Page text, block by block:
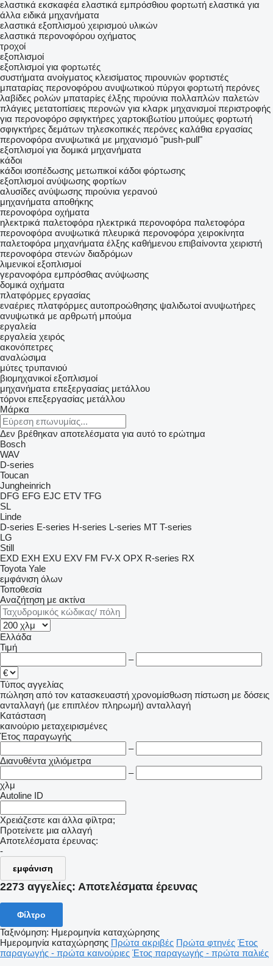
ελαστικά εκσκαφέα ελαστικά εμπρόσθιου φορτωτή ελαστικά για
άλλα ειδικά μηχανήματα
ελαστικά εξοπλισμού χειρισμού υλικών
ελαστικά περονοφόρου οχήματος
τροχοί
εξοπλισμοί
εξοπλισμοί για φορτωτές
συστήματα ανοίγματος κλεισίματος πιρουνιών φορτιστές
μπαταρίας περονοφόρου ανυψωτικού πύργοι φορτωτή περόνες
λαβίδες ρολών μπαταρίες έλξης πιρούνια πολλαπλών παλετών
πλάγιες μετατοπίσεις περονών για κλαρκ μηχανισμοί περιστροφής
για περονοφόρο σφιγκτήρες χαρτοκιβωτίου μπούμες φορτωτή
σφιγκτήρες δεμάτων τηλεσκοπικές περόνες καλάθια εργασίας
περονοφόρα ανυψωτικά με μηχανισμό "push-pull"
εξοπλισμοί για δομικά μηχανήματα
κάδοι
κάδοι ισοπέδωσης μετωπικοί κάδοι φόρτωσης
εξοπλισμοί ανύψωσης φορτίων
αλυσίδες ανύψωσης πιρούνια γερανού
μηχανήματα αποθήκης
περονοφόρα οχήματα
ηλεκτρικά παλετοφόρα ηλεκτρικά περονοφόρα παλετοφόρα
περονοφόρα ανυψωτικά πλευρικά περονοφόρα χειροκίνητα
παλετοφόρα μηχανήματα έλξης καθήμενου επιβαίνοντα χειριστή
περονοφόρα στενών διαδρόμων
λιμενικοί εξοπλισμοί
γερανοφόρα εμπρόσθιας ανύψωσης
δομικά οχήματα
πλατφόρμες εργασίας
εναέριες πλατφόρμες αυτοπροώθησης ψαλιδωτοί ανυψωτήρες
ανυψωτικά με αρθρωτή μπούμα
εργαλεία
εργαλεία χειρός
ακονόπετρες
αναλώσιμα
μύτες τρυπανιού
βιομηχανικοί εξοπλισμοί
μηχανήματα επεξεργασίας μετάλλου
τόρνοι επεξεργασίας μετάλλου
Μάρκα
Δεν βρέθηκαν αποτελέσματα για αυτό το ερώτημα
Bosch
WAV
D-series
Toucan
Jungheinrich
DFG EFG EJC ETV TFG
SL
Linde
D-series E-series H-series L-series MT T-series
LG
Still
EXD EXH EXU EXV FM FV-X OPX R-series RX
Toyota Yale
εμφάνιση όλων
Τοποθεσία
Αναζήτηση με ακτίνα
Ελλάδα
Τιμή
–
Τύπος αγγελίας
πώληση από τον κατασκευαστή χρονομίσθωση πίστωση με δόσεις
ανταλλαγή (με επιπλέον πληρωμή) ανταλλαγή
Κατάσταση
καινούριο μεταχειρισμένες
Έτος παραγωγής
–
Διανυθέντα χιλιόμετρα
–
χλμ
Autoline ID
Χρειάζεστε και άλλα φίλτρα;
Προτείνετε μια αλλαγή
Αποτελέσματα έρευνας:
-
εμφάνιση
2273 αγγελίες: Αποτελέσματα έρευνας
Φίλτρο
Ταξινόμηση: Ημερομηνία καταχώρησης
Ημερομηνία καταχώρησης Πρώτα ακριβές Πρώτα φτηνές Έτος
παραγωγής - πρώτα καινούριες Έτος παραγωγής - πρώτα παλιές